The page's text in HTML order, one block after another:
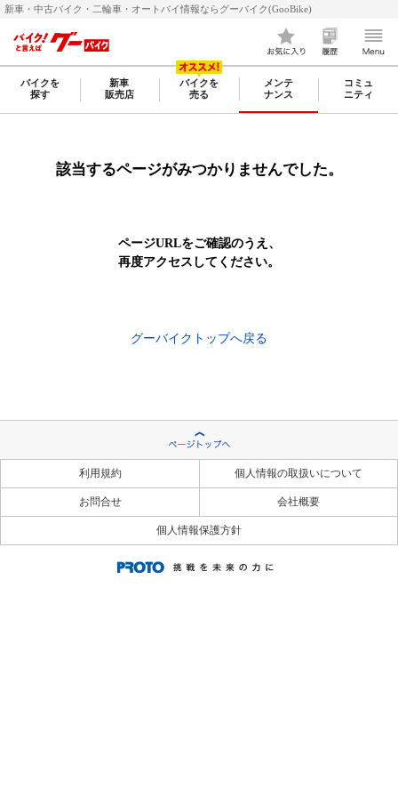
新車・中古バイク・二輪車・オートバイ情報ならグーバイク(GooBike)
バイクを
探す
新車
販売店
バイクを
売る
メンテ
ナンス
コミュ
ニティ
該当するページがみつかりませんでした。
ページURLをご確認のうえ、
再度アクセスしてください。
グーバイクトップへ戻る
利用規約 個人情報の取扱いについて
お問合せ 会社概要
個人情報保護方針